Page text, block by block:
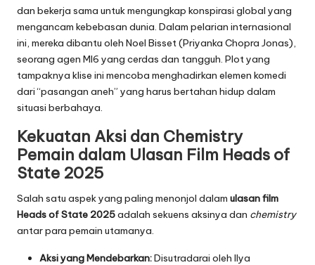
dan bekerja sama untuk mengungkap konspirasi global yang
mengancam kebebasan dunia. Dalam pelarian internasional
ini, mereka dibantu oleh Noel Bisset (Priyanka Chopra Jonas),
seorang agen MI6 yang cerdas dan tangguh. Plot yang
tampaknya klise ini mencoba menghadirkan elemen komedi
dari “pasangan aneh” yang harus bertahan hidup dalam
situasi berbahaya.
Kekuatan Aksi dan Chemistry
Pemain dalam Ulasan Film Heads of
State 2025
Salah satu aspek yang paling menonjol dalam ulasan film
Heads of State 2025adalah sekuens aksinya dan chemistry
antar para pemain utamanya.
Aksi yang Mendebarkan:Disutradarai oleh Ilya